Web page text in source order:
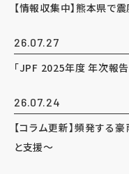
【情報収集中】熊本県で
26.07.27
「JPF 2025年度 年次報
26.07.24
【コラム更新】頻発する
と支援～